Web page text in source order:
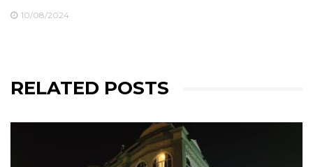
10/08/2024
RELATED POSTS